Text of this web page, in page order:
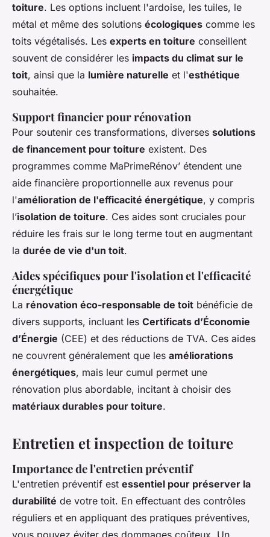
toiture. Les options incluent l'ardoise, les tuiles, le
métal et même des solutions écologiques comme les
toits végétalisés. Les experts en toiture conseillent
souvent de considérer les impacts du climat sur le
toit, ainsi que la lumière naturelle et l'esthétique
souhaitée.
Support financier pour rénovation
Pour soutenir ces transformations, diverses solutions
de financement pour toiture existent. Des
programmes comme MaPrimeRénov’ étendent une
aide financière proportionnelle aux revenus pour
l'amélioration de l'efficacité énergétique, y compris
l’isolation de toiture. Ces aides sont cruciales pour
réduire les frais sur le long terme tout en augmentant
la durée de vie d'un toit.
Aides spécifiques pour l'isolation et l'efficacité
énergétique
La rénovation éco-responsable de toit bénéficie de
divers supports, incluant les Certificats d’Économie
d’Énergie (CEE) et des réductions de TVA. Ces aides
ne couvrent généralement que les améliorations
énergétiques, mais leur cumul permet une
rénovation plus abordable, incitant à choisir des
matériaux durables pour toiture.
Entretien et inspection de toiture
Importance de l'entretien préventif
L'entretien préventif est essentiel pour préserver la
durabilité de votre toit. En effectuant des contrôles
réguliers et en appliquant des pratiques préventives,
vous pouvez éviter des dommages coûteux. Un